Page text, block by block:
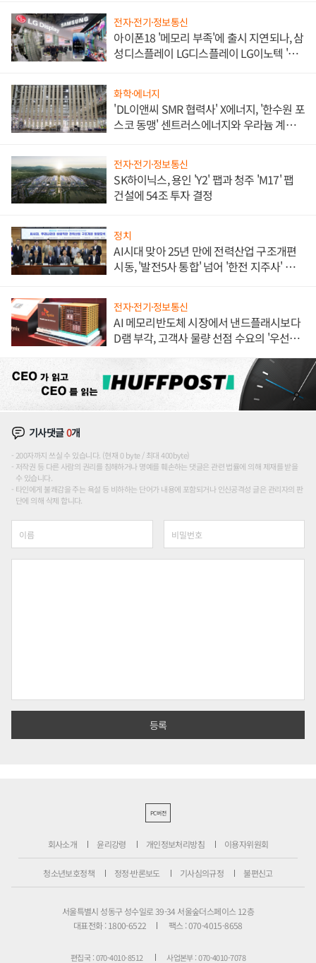
전자·전기·정보통신
아이폰18 '메모리 부족'에 출시 지연되나, 삼
성디스플레이 LG디스플레이 LG이노텍 '탈
화학·에너지
'DL이앤씨 SMR 협력사' X에너지, '한수원 포
스코 동맹' 센트러스에너지와 우라늄 계약
전자·전기·정보통신
SK하이닉스, 용인 'Y2' 팹과 청주 'M17' 팹
건설에 54조 투자 결정
정치
AI시대 맞아 25년 만에 전력산업 구조개편
시동, '발전5사 통합' 넘어 '한전 지주사' 재편
전자·전기·정보통신
AI 메모리반도체 시장에서 낸드플래시보다
D램 부각, 고객사 물량 선점 수요의 '우선순
기사댓글0개
200자까지 쓰실 수 있습니다. (현재 0 byte / 최대 400byte)
저작권 등 다른 사람의 권리를 침해하거나 명예를 훼손하는 댓글은 관련 법률에 의해 제재를 받을
수 있습니다.
타인에게 불쾌감을 주는 욕설 등 비하하는 단어가 내용에 포함되거나 인신공격성 글은 관리자의 판
단에 의해 삭제 합니다.
PC버전
회사소개 윤리강령 개인정보처리방침 이용자위원회
청소년보호정책 정정·반론보도 기사심의규정 불편신고
서울특별시 성동구 성수일로 39-34 서울숲더스페이스 12층
대표전화 : 1800-6522
팩스 : 070-4015-8658
편집국 : 070-4010-8512 사업본부 : 070-4010-7078